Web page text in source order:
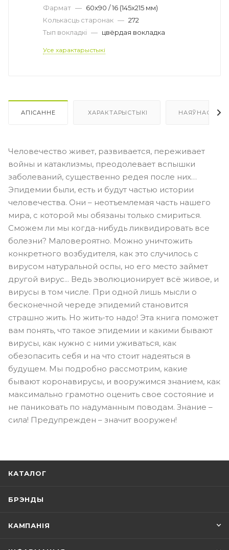
Фармат — 60x90 / 16 (145x215 мм)
Колькасць старонак — 272
Тып вокладкі — цвёрдая вокладка
Усе характарыстыкі
АПІСАННЕ ХАРАКТАРЫСТЫКІ НАЯЎНАСЦЬ
Человечество живет, развивается, переживает
войны и катаклизмы, преодолевает вспышки
заболеваний, существенно редея после них…
Эпидемии были, есть и будут частью истории
человечества. Они – неотъемлемая часть нашего
мира, с которой мы обязаны только смириться.
Сможем ли мы когда-нибудь ликвидировать все
болезни? Маловероятно. Можно уничтожить
конкретного возбудителя, как это случилось с
вирусом натуральной оспы, но его место займет
другой вирус... Ведь эволюционирует всё живое, и
вирусы в том числе. При одной лишь мысли о
бесконечной череде эпидемий становится
страшно жить. Но жить-то надо! Эта книга поможет
вам понять, что такое эпидемии и какими бывают
вирусы, как нужно с ними уживаться, как
обезопасить себя и на что стоит надеяться в
будущем. Мы подробно рассмотрим, какие
бывают коронавирусы, и вооружимся знанием, как
максимально грамотно оценить свое состояние и
не паниковать по надуманным поводам. Знание –
сила! Предупрежден – значит вооружен!
КАТАЛОГ
БРЭНДЫ
КАМПАНІЯ